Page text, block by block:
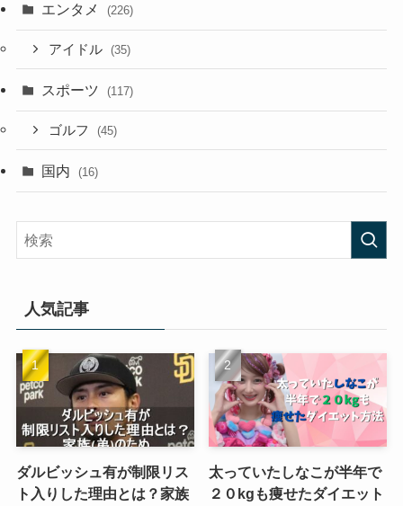
エンタメ (226)
アイドル (35)
スポーツ (117)
ゴルフ (45)
国内 (16)
人気記事
ダルビッシュ有が制限リス
ト入りした理由とは？家族
太っていたしなこが半年で
２０kgも痩せたダイエット